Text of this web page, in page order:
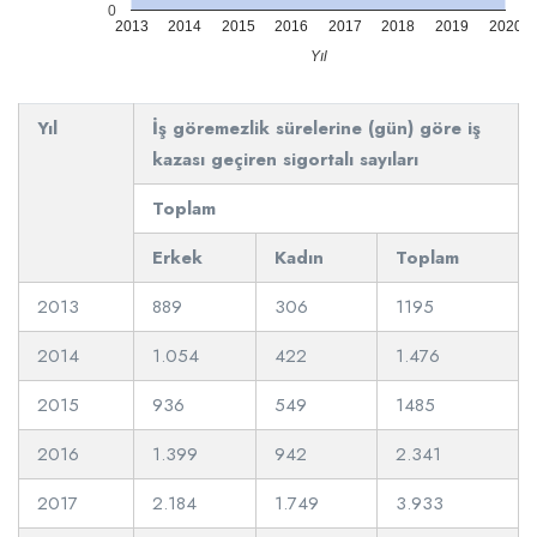
2013 2014 2015 2016 2017 2018 2019 2020
0
Yıl
Yıl
İş göremezlik sürelerine (gün) göre iş
kazası geçiren sigortalı sayıları
Toplam
Erkek
Kadın
Toplam
2013
889 306
1195
2014
1.054 422
1.476
2015
936 549
1485
2016
1.399 942
2.341
2017
2.184 1.749
3.933